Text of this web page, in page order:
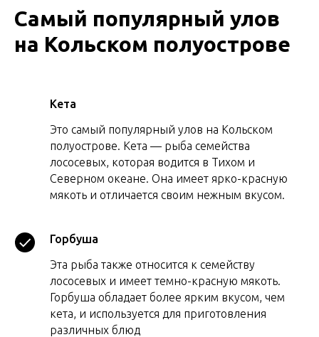
Самый популярный улов
на Кольском полуострове
Кета
Это самый популярный улов на Кольском
полуострове. Кета — рыба семейства
лососевых, которая водится в Тихом и
Северном океане. Она имеет ярко-красную
мякоть и отличается своим нежным вкусом.
Горбуша
Эта рыба также относится к семейству
лососевых и имеет темно-красную мякоть.
Горбуша обладает более ярким вкусом, чем
кета, и используется для приготовления
различных блюд